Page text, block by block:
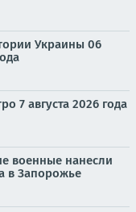
Украины 06
7 августа 2026 года
военные нанесли
в Запорожье